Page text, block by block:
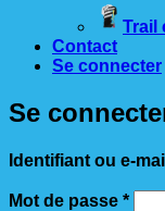
Trail
Contact
Se connecter
Se
Identifiant ou e-mail
Mot de passe *